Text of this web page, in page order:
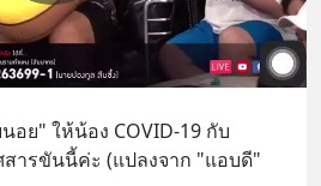
อย" ให้น้อง COVID-19 กับ
ารขันนี้ค่ะ (แปลงจาก "แอบดี"